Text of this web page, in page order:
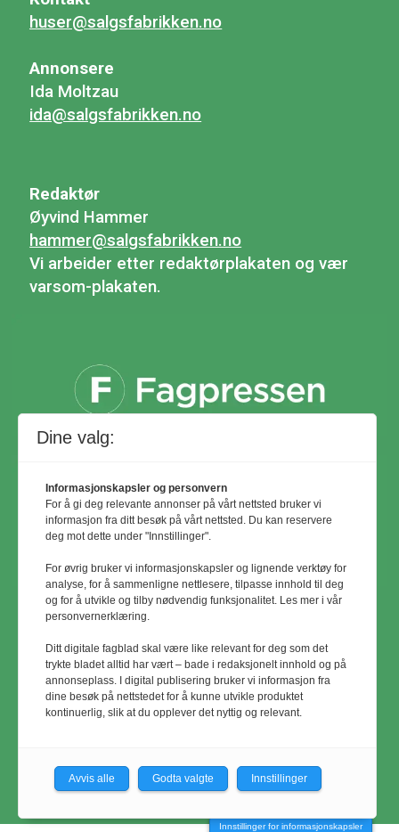
huser@salgsfabrikken.no
Annonsere
Ida Moltzau
ida@salgsfabrikken.no
Redaktør
Øyvind Hammer
hammer@salgsfabrikken.no
Vi arbeider etter redaktørplakaten og vær
varsom-plakaten.
© Utemiljø24 & Idrettsanlegg 2024
Materialet er vernet etter åndsverkloven.
Uten uttrykkelig samtykke er
eksemplarfremstilling bare tillatt når det er
Innstillinger for informasjonskapsler
Dine valg:
Informasjonskapsler og personvern
For å gi deg relevante annonser på vårt nettsted bruker vi
informasjon fra ditt besøk på vårt nettsted. Du kan reservere
deg mot dette under "Innstillinger".
For øvrig bruker vi informasjonskapsler og lignende verktøy for
analyse, for å sammenligne nettlesere, tilpasse innhold til deg
og for å utvikle og tilby nødvendig funksjonalitet. Les mer i vår
personvernerklæring.
Ditt digitale fagblad skal være like relevant for deg som det
trykte bladet alltid har vært – bade i redaksjonelt innhold og på
annonseplass. I digital publisering bruker vi informasjon fra
dine besøk på nettstedet for å kunne utvikle produktet
kontinuerlig, slik at du opplever det nyttig og relevant.
Avvis alle Godta valgte Innstillinger